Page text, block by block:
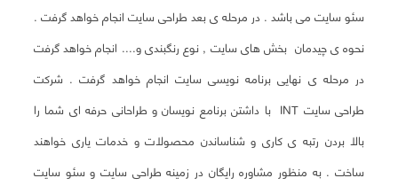
سئو سایت می باشد . در مرحله ی بعد طراحی سایت انجام خواهد گرفت .
نحوه ی چیدمان بخش های سایت , نوع رنگبندی و.... انجام خواهد گرفت
در مرحله ی نهایی برنامه نویسی سایت انجام خواهد گرفت . شرکت
طراحی سایت INT با داشتن برنامع نویسان و طراحانی حرفه ای شما را
بالا بردن رتبه ی کاری و شناساندن محصولات و خدمات یاری خواهند
ساخت . به منظور مشاوره رایگان در زمینه طراحی سایت و سئو سایت